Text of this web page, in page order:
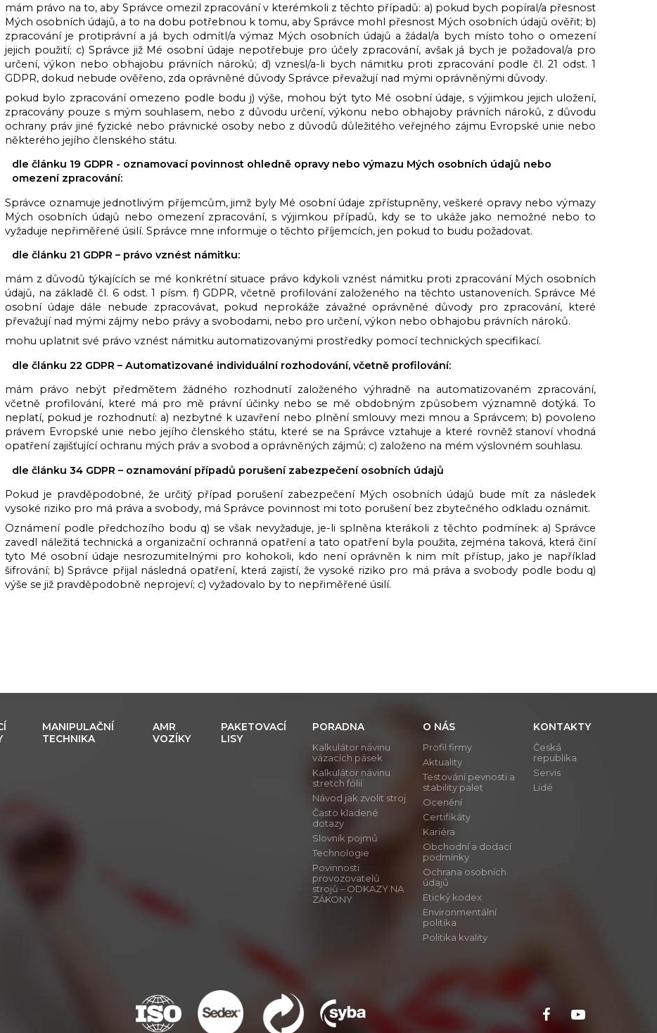
mám právo na to, aby Správce omezil zpracování v kterémkoli z těchto případů: a) pokud bych popíral/a přesnost
Mých osobních údajů, a to na dobu potřebnou k tomu, aby Správce mohl přesnost Mých osobních údajů ověřit; b)
zpracování je protiprávní a já bych odmítl/a výmaz Mých osobních údajů a žádal/a bych místo toho o omezení
jejich použití; c) Správce již Mé osobní údaje nepotřebuje pro účely zpracování, avšak já bych je požadoval/a pro
určení, výkon nebo obhajobu právních nároků; d) vznesl/a-li bych námitku proti zpracování podle čl. 21 odst. 1
GDPR, dokud nebude ověřeno, zda oprávněné důvody Správce převažují nad mými oprávněnými důvody.
pokud bylo zpracování omezeno podle bodu j) výše, mohou být tyto Mé osobní údaje, s výjimkou jejich uložení,
zpracovány pouze s mým souhlasem, nebo z důvodu určení, výkonu nebo obhajoby právních nároků, z důvodu
ochrany práv jiné fyzické nebo právnické osoby nebo z důvodů důležitého veřejného zájmu Evropské unie nebo
některého jejího členského státu.
dle článku 19 GDPR - oznamovací povinnost ohledně opravy nebo výmazu Mých osobních údajů nebo
omezení zpracování:
Správce oznamuje jednotlivým příjemcům, jimž byly Mé osobní údaje zpřístupněny, veškeré opravy nebo výmazy
Mých osobních údajů nebo omezení zpracování, s výjimkou případů, kdy se to ukáže jako nemožné nebo to
vyžaduje nepřiměřené úsilí. Správce mne informuje o těchto příjemcích, jen pokud to budu požadovat.
dle článku 21 GDPR – právo vznést námitku:
mám z důvodů týkajících se mé konkrétní situace právo kdykoli vznést námitku proti zpracování Mých osobních
údajů, na základě čl. 6 odst. 1 písm. f) GDPR, včetně profilování založeného na těchto ustanoveních. Správce Mé
osobní údaje dále nebude zpracovávat, pokud neprokáže závažné oprávněné důvody pro zpracování, které
převažují nad mými zájmy nebo právy a svobodami, nebo pro určení, výkon nebo obhajobu právních nároků.
mohu uplatnit své právo vznést námitku automatizovanými prostředky pomocí technických specifikací.
dle článku 22 GDPR – Automatizované individuální rozhodování, včetně profilování:
mám právo nebýt předmětem žádného rozhodnutí založeného výhradně na automatizovaném zpracování,
včetně profilování, které má pro mě právní účinky nebo se mě obdobným způsobem významně dotýká. To
neplatí, pokud je rozhodnutí: a) nezbytné k uzavření nebo plnění smlouvy mezi mnou a Správcem; b) povoleno
právem Evropské unie nebo jejího členského státu, které se na Správce vztahuje a které rovněž stanoví vhodná
opatření zajišťující ochranu mých práv a svobod a oprávněných zájmů; c) založeno na mém výslovném souhlasu.
dle článku 34 GDPR – oznamování případů porušení zabezpečení osobních údajů
Pokud je pravděpodobné, že určitý případ porušení zabezpečení Mých osobních údajů bude mít za následek
vysoké riziko pro má práva a svobody, má Správce povinnost mi toto porušení bez zbytečného odkladu oznámit.
Oznámení podle předchozího bodu q) se však nevyžaduje, je-li splněna kterákoli z těchto podmínek: a) Správce
zavedl náležitá technická a organizační ochranná opatření a tato opatření byla použita, zejména taková, která činí
tyto Mé osobní údaje nesrozumitelnými pro kohokoli, kdo není oprávněn k nim mít přístup, jako je například
šifrování; b) Správce přijal následná opatření, která zajistí, že vysoké riziko pro má práva a svobody podle bodu q)
výše se již pravděpodobně neprojeví; c) vyžadovalo by to nepřiměřené úsilí.
MANIPULAČNÍ
TECHNIKA
AMR
VOZÍKY
PAKETOVACÍ
LISY
PORADNA
Kalkulátor návinu
vázacích pásek
Kalkulátor návinu
stretch fólií
Návod jak zvolit stroj
Často kladené
dotazy
Slovník pojmů
Technologie
Povinnosti
provozovatelů
strojů – ODKAZY NA
ZÁKONY
O NÁS
Profil firmy
Aktuality
Testování pevnosti a
stability palet
Ocenění
Certifikáty
Kariéra
Obchodní a dodací
podmínky
Ochrana osobních
údajů
Etický kodex
Environmentální
politika
Politika kvality
KONTAKTY
Česká
republika
Servis
Lidé